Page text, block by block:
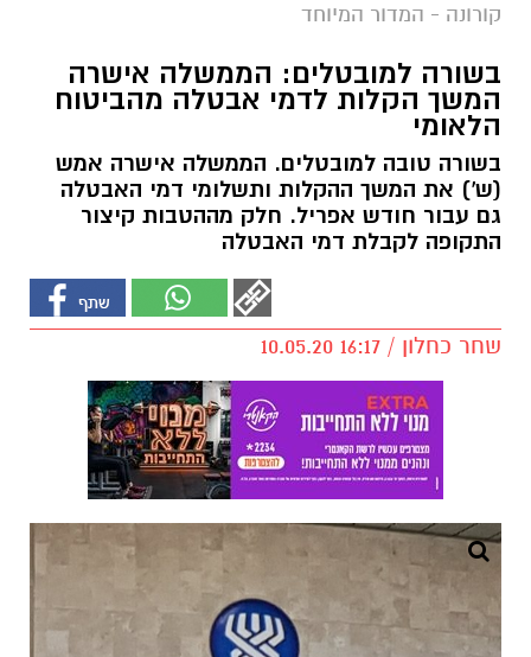
קורונה - המדור המיוחד
בשורה למובטלים: הממשלה אישרה
המשך הקלות לדמי אבטלה מהביטוח
הלאומי
בשורה טובה למובטלים. הממשלה אישרה אמש
(ש') את המשך ההקלות ותשלומי דמי האבטלה
גם עבור חודש אפריל. חלק מההטבות קיצור
התקופה לקבלת דמי האבטלה
שחר כחלון / 16:17 10.05.20